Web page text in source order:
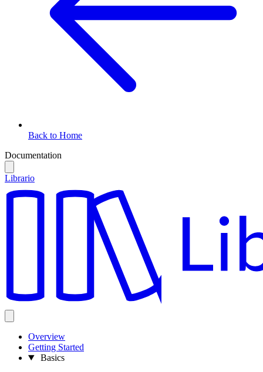
Back to Home
Documentation
Librario
Overview
Getting Started
Basics